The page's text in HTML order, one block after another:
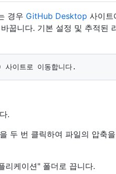
경우 GitHub Desktop 사이트
꿉니다. 기본 설정 및 추적된
.
두 번 클릭하여 파일의 압축
케이션" 폴더로 끕니다.